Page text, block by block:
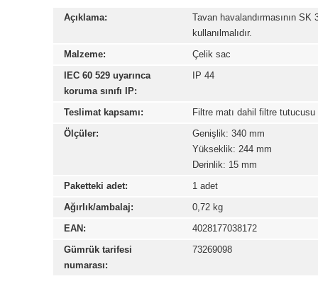
Açıklama:
Tavan havalandırmasının
kullanılmalıdır.
Malzeme:
Çelik sac
IEC 60 529 uyarınca
koruma sınıfı IP:
IP 44
Teslimat kapsamı:
Filtre matı dahil filtre tutucusu
Ölçüler:
Genişlik: 340 mm
Yükseklik: 244 mm
Derinlik: 15 mm
Paketteki adet:
1 adet
Ağırlık/ambalaj:
0,72 kg
EAN:
4028177038172
Gümrük tarifesi
numarası:
73269098